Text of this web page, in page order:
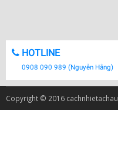
HOTLINE
0908 090 989 (Nguyễn Hằng)
Copyright © 2016 cachnhietachau